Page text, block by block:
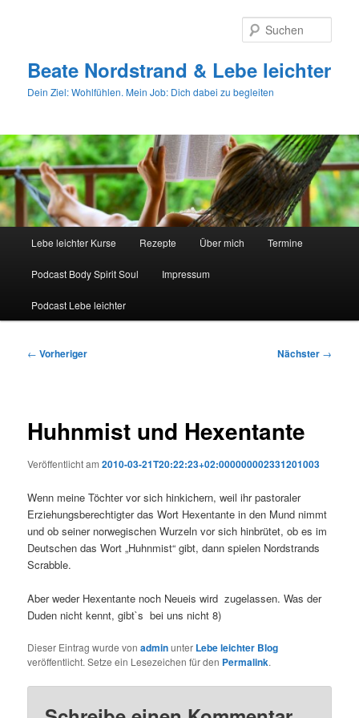
Beate Nordstrand & Lebe leichter
Dein Ziel: Wohlfühlen. Mein Job: Dich dabei zu begleiten
Lebe leichter Kurse Rezepte Über mich Termine
Podcast Body Spirit Soul Impressum
Podcast Lebe leichter
Beitragsnavigation
← Vorheriger Nächster →
Huhnmist und Hexentante
Veröffentlicht am2010-03-21T20:22:23+02:000000002331201003
Wenn meine Töchter vor sich hinkichern, weil ihr pastoraler
Erziehungsberechtigter das Wort Hexentante in den Mund nimmt
und ob seiner norwegischen Wurzeln vor sich hinbrütet, ob es im
Deutschen das Wort „Huhnmist“ gibt, dann spielen Nordstrands
Scrabble.
Aber weder Hexentante noch Neueis wird zugelassen. Was der
Duden nicht kennt, gibt`s bei uns nicht 8)
Dieser Eintrag wurde vonadminunter Lebe leichter Blog
veröffentlicht. Setze ein Lesezeichen für den Permalink.